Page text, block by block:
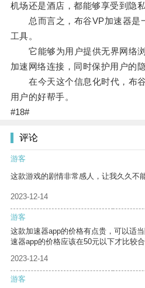
机场还是酒店，都能够享受到隐
总而言之，布谷VP加速器是
工具。
它能够为用户提供无界网络浏
加速网络连接，同时保护用户的隐
在今天这个信息化时代，布谷
用户的好帮手。
#18#
评论
游客
这款游戏的剧情非常感人，让我久久不
2023-12-14
游客
这款加速器app的价格有点贵，可以适
速器app的价格应该在50元以下才比较合
2023-12-14
游客